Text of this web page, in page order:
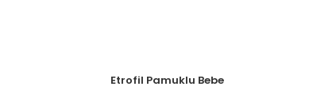
Etrofil Pamuklu Bebe